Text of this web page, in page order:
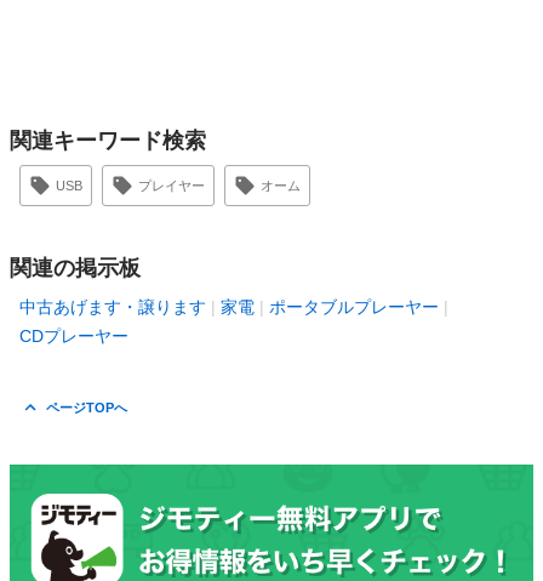
関連キーワード検索
USB プレイヤー オーム
関連の掲示板
中古あげます・譲ります 家電
ポータブルプレーヤー
CDプレーヤー
ページTOPへ